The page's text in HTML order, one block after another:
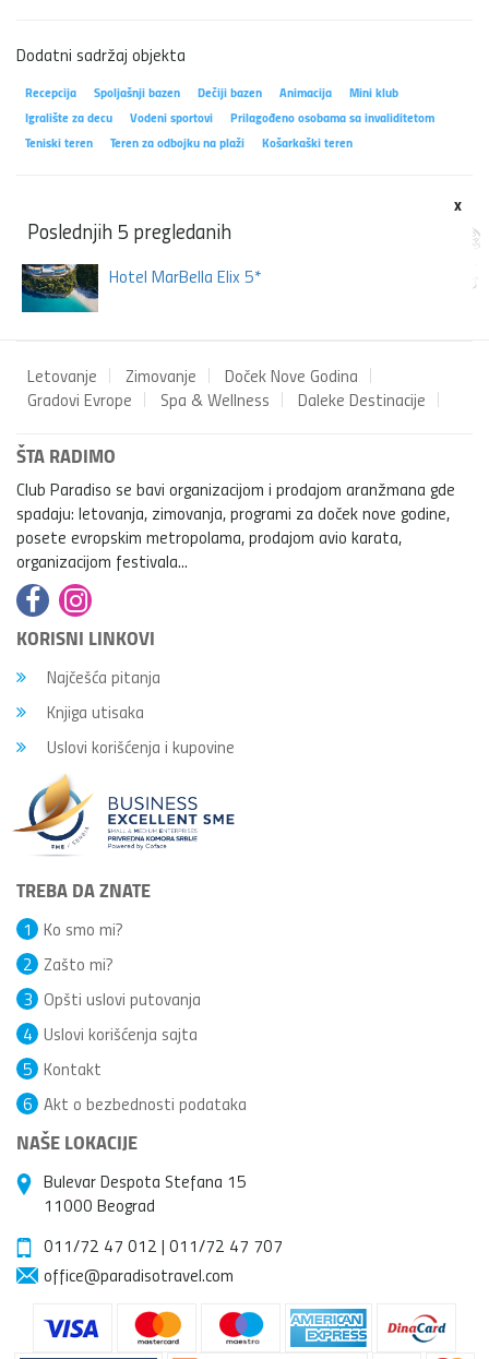
Dodatni sadržaj objekta
Recepcija Spoljašnji bazen Dečiji bazen Animacija
Mini klub
Igralište za decu
Vodeni sportovi
Prilagođeno osobama sa invaliditetom
Teniski teren
Teren za odbojku na plaži Košarkaški teren
x
Poslednjih 5 pregledanih
Hotel MarBella Elix 5*
Letovanje Zimovanje
Doček Nove Godina
Gradovi Evrope
Spa & Wellness Daleke Destinacije
ŠTA RADIMO
Club Paradiso se bavi organizacijom i prodajom aranžmana gde
spadaju: letovanja, zimovanja, programi za doček nove godine,
posete evropskim metropolama, prodajom avio karata,
organizacijom festivala...
KORISNI LINKOVI
Najčešća pitanja
Knjiga utisaka
Uslovi korišćenja i kupovine
TREBA DA ZNATE
Ko smo mi?
1
Zašto mi?
2
Opšti uslovi putovanja
3
Uslovi korišćenja sajta
4
Kontakt
5
Akt o bezbednosti podataka
6
NAŠE LOKACIJE
Bulevar Despota Stefana 15
11000 Beograd
011/72 47 012 | 011/72 47 707
office@paradisotravel.com